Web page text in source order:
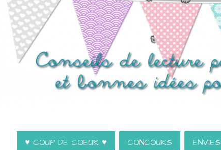
♥ COUP DE COEUR ♥ CONCOURS ENVIES